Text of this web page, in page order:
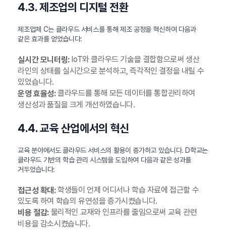
4.3. 제조업의 디지털 전환
제조업체 C는 클라우드 서비스를 통해 제조 공정을 혁신하여 다음과
같은 효과를 얻었습니다:
실시간 모니터링:IoT와 클라우드 기술을 결합함으로써 생산
라인의 상태를 실시간으로 분석하고, 즉각적인 결정을 내릴 수
있었습니다.
운영 효율성:클라우드를 통해 모든 데이터를 통합관리하여
생산성과 품질을 크게 개선하였습니다.
4.4. 교육 산업에서의 혁신
교육 분야에서도 클라우드 서비스의 활용이 증가하고 있습니다. D학교는
클라우드 기반의 학습 관리 시스템을 도입하여 다음과 같은 성과를
거두었습니다:
접근성 확대:학생들이 언제 어디서나 학습 자료에 접근할 수
있도록 하여 학습의 유연성을 증가시켰습니다.
비용 절감:물리적인 교재와 인프라를 줄임으로써 교육 관련
비용을 감소시켰습니다.